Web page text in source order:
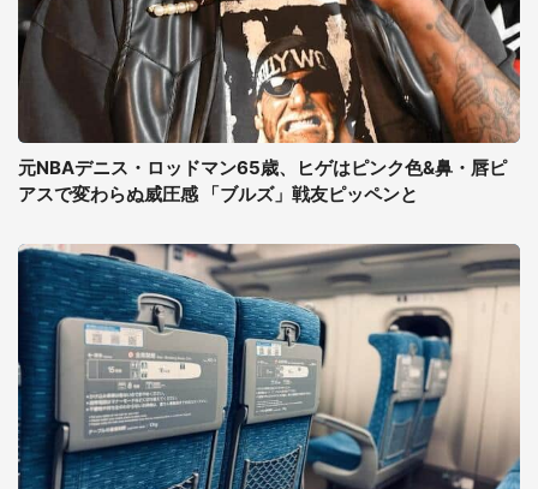
元NBAデニス・ロッドマン65歳、ヒゲはピンク色&鼻・唇ピ
アスで変わらぬ威圧感 「ブルズ」戦友ピッペンと